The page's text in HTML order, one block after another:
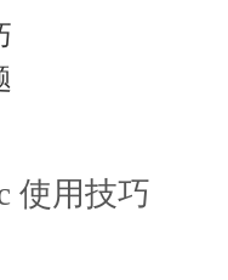
使用技巧